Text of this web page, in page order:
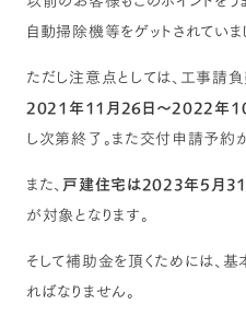
自動掃除機等をゲットされていま
ただし注意点としては、工事請
2021年11月26日〜2022年
し次第終了。また交付申請予約
また、 戸建住宅は2023年5月31
が対象となります。
そして補助金を頂くためには、
ればなりません。